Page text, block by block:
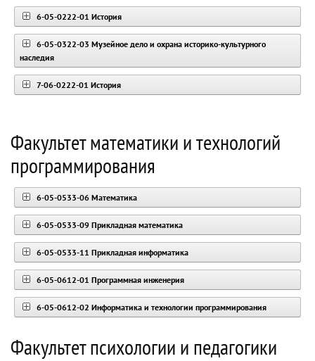
6-05-0222-01 История
6-05-0322-03 Музейное дело и охрана историко-культурного
наследия
7-06-0222-01 История
Факультет математики и технологий
программирования
6-05-0533-06 Математика
6-05-0533-09 Прикладная математика
6-05-0533-11 Прикладная информатика
6-05-0612-01 Программная инженерия
6-05-0612-02 Информатика и технологии программирования
Факультет психологии и педагогики